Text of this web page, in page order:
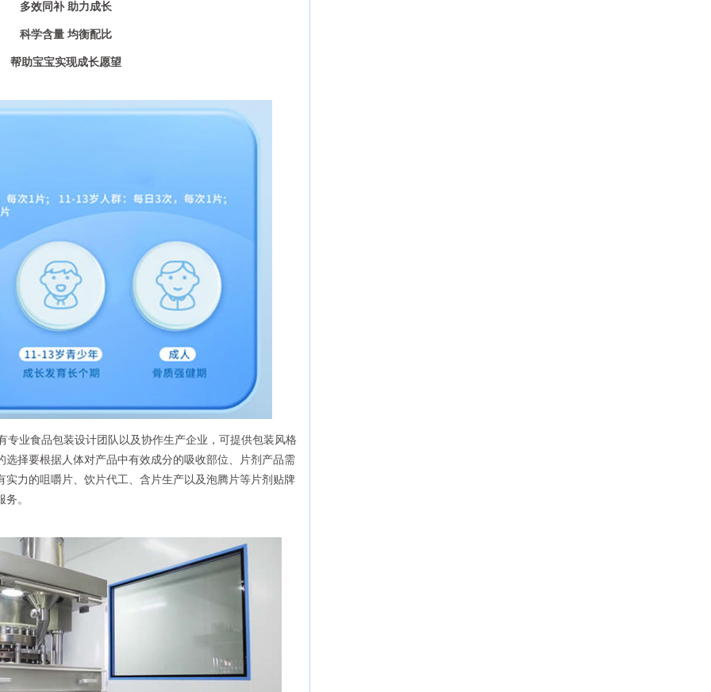
多效同补 助力成长
科学含量 均衡配比
帮助宝宝实现成长愿望
专业食品包装设计团队以及协作生产企业，可提供包装风格
择要根据人体对产品中有效成分的吸收部位、片剂产品需
力的咀嚼片、饮片代工、含片生产以及泡腾片等片剂贴牌
。